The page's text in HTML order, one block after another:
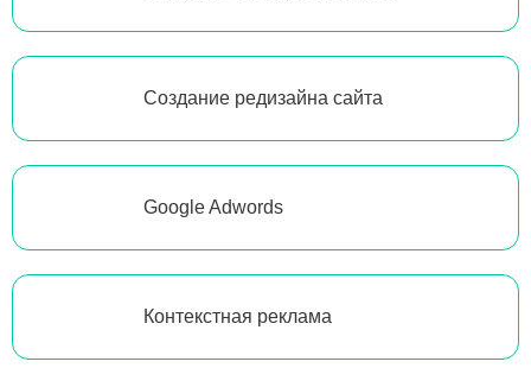
Создание редизайна сайта
Google Adwords
Контекстная реклама